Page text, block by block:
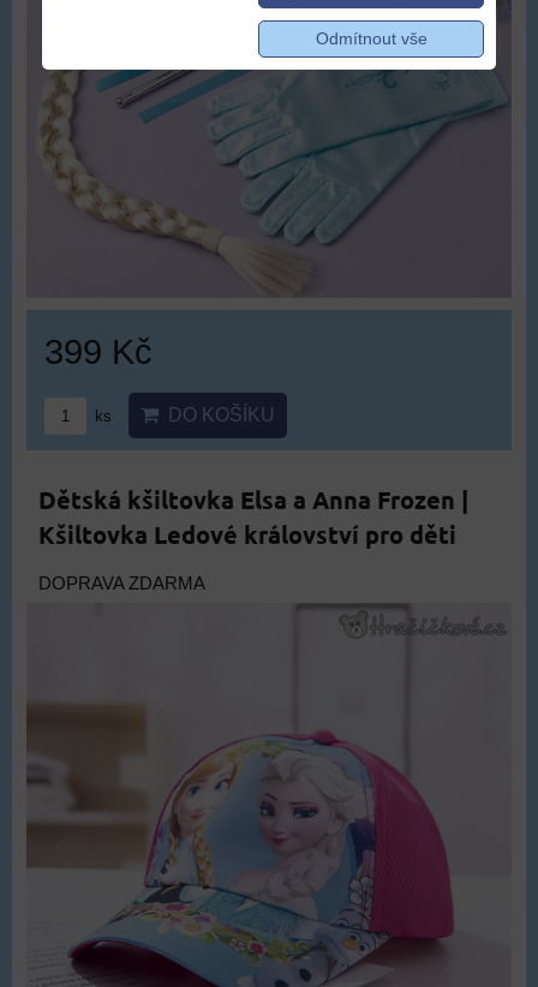
399 Kč
ks DO KOŠÍKU
Dětská kšiltovka Elsa a Anna Frozen |
Kšiltovka Ledové království pro děti
DOPRAVA ZDARMA
Odmítnout vše